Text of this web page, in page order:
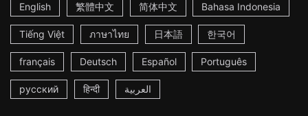
English
繁體中文 简体中文 Bahasa Indonesia
Tiếng Việt ภาษาไทย 日本語 한국어
français Deutsch Español Português
русский हिन्दी العربية